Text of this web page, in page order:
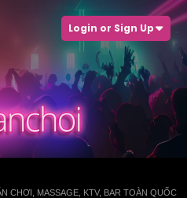
Login or Sign Up
CHƠI, MASSAGE, KTV, BAR TOÀN QUỐC